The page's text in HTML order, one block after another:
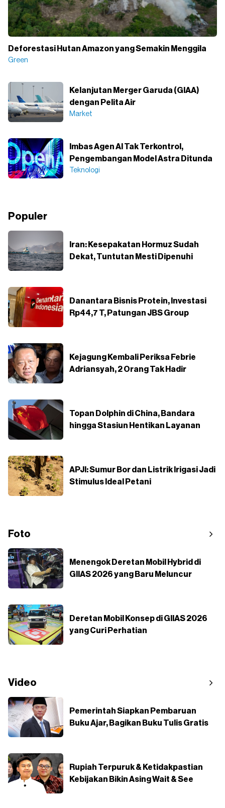
Deforestasi Hutan Amazon yang Semakin Menggila
Green
Kelanjutan Merger Garuda (GIAA)
dengan Pelita Air
Market
Imbas Agen AI Tak Terkontrol,
Pengembangan Model Astra Ditunda
Teknologi
Populer
Iran: Kesepakatan Hormuz Sudah
Dekat, Tuntutan Mesti Dipenuhi
Danantara Bisnis Protein, Investasi
Rp44,7 T, Patungan JBS Group
Kejagung Kembali Periksa Febrie
Adriansyah, 2 Orang Tak Hadir
Topan Dolphin di China, Bandara
hingga Stasiun Hentikan Layanan
APJI: Sumur Bor dan Listrik Irigasi Jadi
Stimulus Ideal Petani
Foto
Menengok Deretan Mobil Hybrid di
GIIAS 2026 yang Baru Meluncur
Deretan Mobil Konsep di GIIAS 2026
yang Curi Perhatian
Video
Pemerintah Siapkan Pembaruan
Buku Ajar, Bagikan Buku Tulis Gratis
Rupiah Terpuruk & Ketidakpastian
Kebijakan Bikin Asing Wait & See